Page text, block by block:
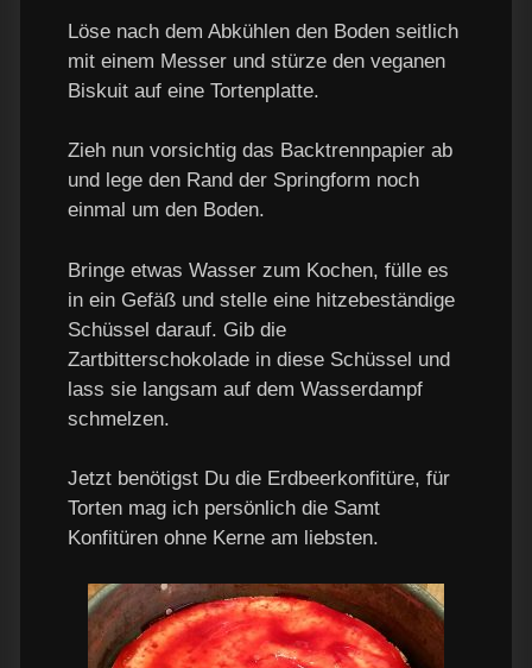
Löse nach dem Abkühlen den Boden seitlich
mit einem Messer und stürze den veganen
Biskuit auf eine Tortenplatte.
Zieh nun vorsichtig das Backtrennpapier ab
und lege den Rand der Springform noch
einmal um den Boden.
Bringe etwas Wasser zum Kochen, fülle es
in ein Gefäß und stelle eine hitzebeständige
Schüssel darauf. Gib die
Zartbitterschokolade in diese Schüssel und
lass sie langsam auf dem Wasserdampf
schmelzen.
Jetzt benötigst Du die Erdbeerkonfitüre, für
Torten mag ich persönlich die Samt
Konfitüren ohne Kerne am liebsten.